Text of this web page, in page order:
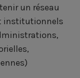
un réseau
institutionnels